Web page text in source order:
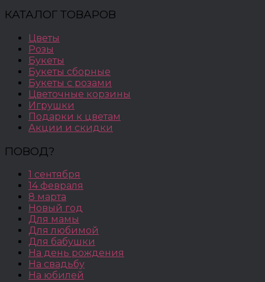
КАТАЛОГ ТОВАРОВ
Цветы
Розы
Букеты
Букеты сборные
Букеты с розами
Цветочные корзины
Игрушки
Подарки к цветам
Акции и скидки
ПОВОД?
1 сентября
14 февраля
8 марта
Новый год
Для мамы
Для любимой
Для бабушки
На день рождения
На свадьбу
На юбилей